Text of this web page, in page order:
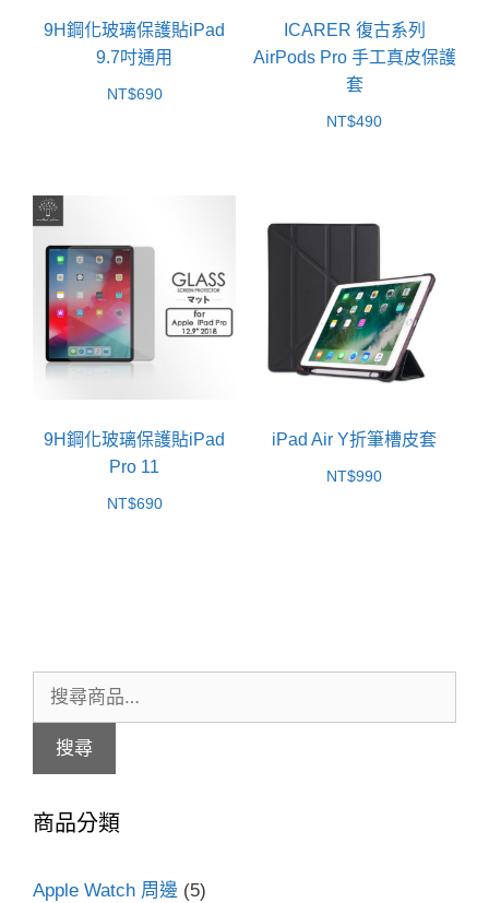
9H鋼化玻璃保護貼iPad
9.7吋通用
NT$690
ICARER 復古系列
AirPods Pro 手工真皮保護
套
NT$490
9H鋼化玻璃保護貼iPad
Pro 11
NT$690
iPad Air Y折筆槽皮套
NT$990
尋
字:
搜尋
商品分類
Apple Watch 周邊 (5)